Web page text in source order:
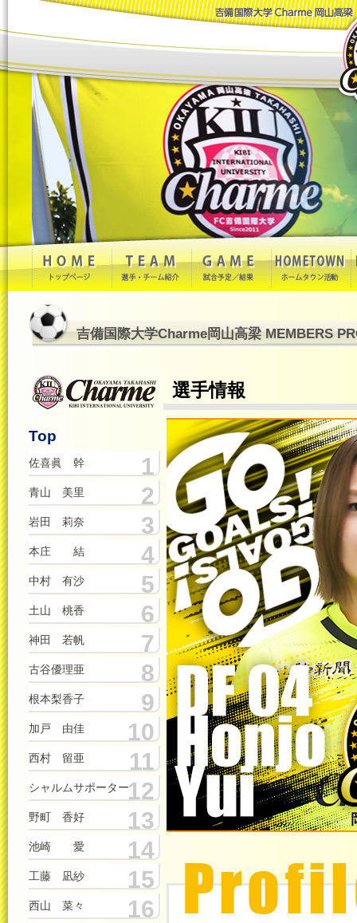
吉備国際大学Charme岡山高梁 MEMBERS
選手情報
Top
佐喜眞 幹 1
青山 美里 2
岩田 莉奈 3
本庄 結 4
中村 有沙 5
土山 桃香 6
神田 若帆 7
古谷優理亜 8
根本梨香子 9
加戸 由佳 10
西村 留亜 11
シャルムサポーター12
野町 香好 13
池崎 愛 14
工藤 凪紗 15
西山 菜々 16